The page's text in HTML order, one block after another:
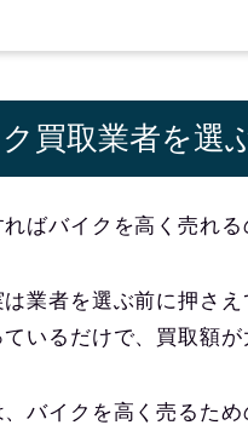
買取業者を選
ればバイクを高く売れ
は業者を選ぶ前に押さ
ているだけで、買取額
、バイクを高く売るた